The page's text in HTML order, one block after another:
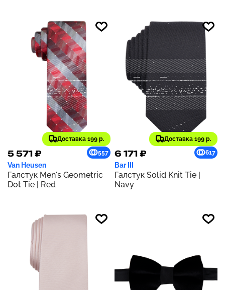
Доставка 199 р.
5 571 ₽ 557
Van Heusen
Галстук Men's Geometric
Dot Tie | Red
Доставка 199 р.
6 171 ₽ 617
Bar III
Галстук Solid Knit Tie |
Navy